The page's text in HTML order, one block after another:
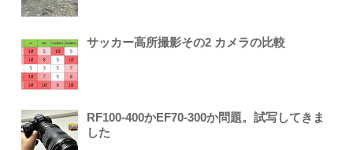
サッカー高所撮影その2 カメラの比較
RF100-400かEF70-300か問題。試写してきま
した